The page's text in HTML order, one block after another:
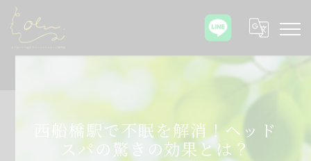
西船橋駅で不眠を解消！ヘッド
スパの驚きの効果とは？